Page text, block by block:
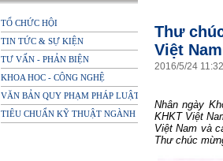
TỔ CHỨC HỘI
TIN TỨC & SỰ KIỆN
TƯ VẤN - PHẢN BIỆN
KHOA HOC - CÔNG NGHỆ
VĂN BẢN QUY PHẠM PHÁP LUẬT
TIÊU CHUẨN KỸ THUẬT NGÀNH
Thư
Việt Nam
2016/5/24 11:32
Nhân ngày
KHKT Việt
Việt Nam và
Thư chúc